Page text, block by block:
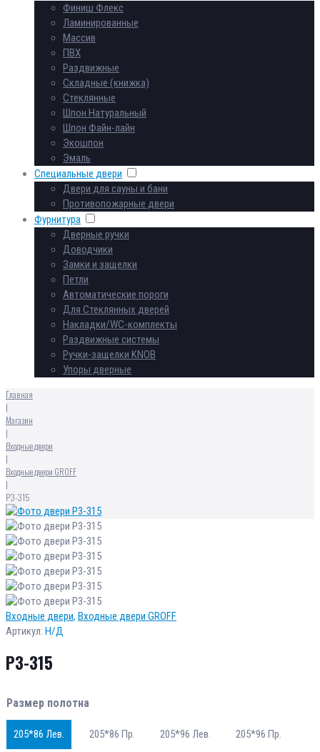
Финиш Флекс
Ламинированные
Массив
ПВХ
Раздвижные
Складные (книжка)
Стеклянные
Шпон Натуральный
Шпон Файн-лайн
Экошпон
Эмаль
Специальные двери
Двери для сауны и бани
Противопожарные двери
Фурнитура
Дверные ручки
Доводчики
Замки и защелки
Петли
Автоматические пороги
Для Стеклянных дверей
Накладки/WC-комплекты
Раздвижные системы
Ручки-защелки KNOB
Упоры дверные
Главная
|
Магазин
|
Входные двери
|
Входные двери GROFF
|
Р3-315
Входные двери, Входные двери GROFF
Артикул: Н/Д
Р3-315
Размер полотна
205*86 Лев. 205*86 Пр. 205*96 Лев. 205*96 Пр.